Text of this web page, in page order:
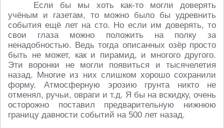
Если бы мы хоть как-то могли доверять
учёным и газетам, то можно было бы удревнить
события ещё лет на сто. Но если им доверять, то
свои глаза можно положить на полку за
ненадобностью. Ведь тогда описанных озёр просто
быть не может, как и пирамид, и многого другого.
Эти воронки не могли появиться и тысячелетия
назад. Многие из них слишком хорошо сохранили
форму. Атмосферную эрозию грунта никто не
отменял, ручьи, овраги и т.д. Я бы на вскидку, очень
осторожно поставил предварительную нижнюю
границу давности событий на 500 лет назад.